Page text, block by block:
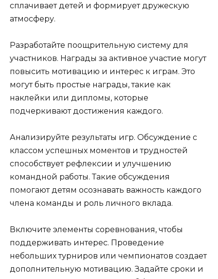
сплачивает детей и формирует дружескую
атмосферу.
Разработайте поощрительную систему для
участников. Награды за активное участие могут
повысить мотивацию и интерес к играм. Это
могут быть простые награды, такие как
наклейки или дипломы, которые
подчеркивают достижения каждого.
Анализируйте результаты игр. Обсуждение с
классом успешных моментов и трудностей
способствует рефлексии и улучшению
командной работы. Такие обсуждения
помогают детям осознавать важность каждого
члена команды и роль личного вклада.
Включите элементы соревнования, чтобы
поддерживать интерес. Проведение
небольших турниров или чемпионатов создает
дополнительную мотивацию. Задайте сроки и